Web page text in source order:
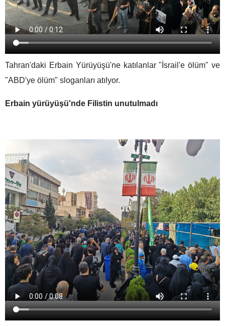
Tahran'daki Erbain Yürüyüşü'ne katılanlar "İsrail'e ölüm" ve
"ABD'ye ölüm" sloganları atılyor.
Erbain yürüyüşü'nde Filistin unutulmadı